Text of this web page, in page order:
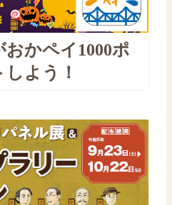
かペイ1000ポ
よう！